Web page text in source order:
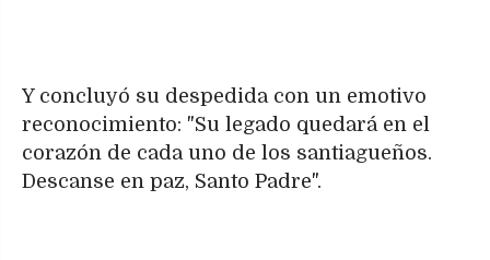
Y concluyó su despedida con un emotivo
reconocimiento: "Su legado quedará en el
corazón de cada uno de los santiagueños.
Descanse en paz, Santo Padre".